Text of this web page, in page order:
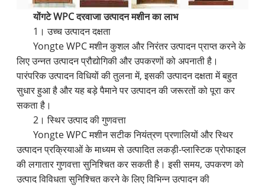
योंगटे WPC दरवाजा उत्पादन मशीन का लाभ
1। उच्च उत्पादन दक्षता
Yongte WPC मशीन कुशल और निरंतर उत्पादन प्राप्त करने के
लिए उन्नत उत्पादन प्रौद्योगिकी और उपकरणों को अपनाती है।
पारंपरिक उत्पादन विधियों की तुलना में, इसकी उत्पादन दक्षता में बहुत
सुधार हुआ है और यह बड़े पैमाने पर उत्पादन की जरूरतों को पूरा कर
सकता है।
2। स्थिर उत्पाद की गुणवत्ता
Yongte WPC मशीन सटीक नियंत्रण प्रणालियों और स्थिर
उत्पादन प्रक्रियाओं के माध्यम से उत्पादित लकड़ी-प्लास्टिक प्रोफाइल
की लगातार गुणवत्ता सुनिश्चित कर सकती है। इसी समय, उपकरण को
उत्पाद विविधता सुनिश्चित करने के लिए विभिन्न उत्पादन की